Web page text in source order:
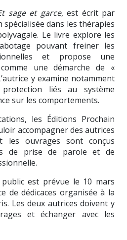
sage et garce, est écrit par
spécialisée dans les thérapies
Le livre explore les
pouvant freiner les
et propose une
une démarche de «
y examine notamment
liés au système
sur les comportements.
les Éditions Prochain
accompagner des autrices
les ouvrages sont conçus
de prise de parole et de
est prévue le 10 mars
de dédicaces organisée à la
Les deux autrices doivent y
et échanger avec les